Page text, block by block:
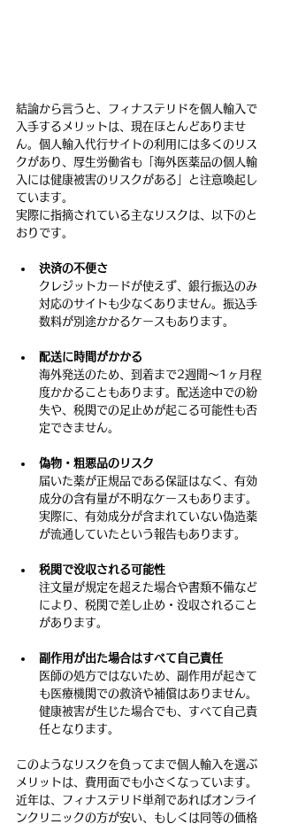
結論から言うと、フィナステリドを個人輸入で
入手するメリットは、現在ほとんどありませ
ん。個人輸入代行サイトの利用には多くのリス
クがあり、厚生労働省も「海外医薬品の個人輸
入には健康被害のリスクがある」と注意喚起し
ています。
実際に指摘されている主なリスクは、以下のと
おりです。
決済の不便さ
クレジットカードが使えず、銀行振込のみ
対応のサイトも少なくありません。振込手
数料が別途かかるケースもあります。
配送に時間がかかる
海外発送のため、到着まで2週間〜1ヶ月程
度かかることもあります。配送途中での紛
失や、税関での足止めが起こる可能性も否
定できません。
偽物・粗悪品のリスク
届いた薬が正規品である保証はなく、有効
成分の含有量が不明なケースもあります。
実際に、有効成分が含まれていない偽造薬
が流通していたという報告もあります。
税関で没収される可能性
注文量が規定を超えた場合や書類不備など
により、税関で差し止め・没収されること
があります。
副作用が出た場合はすべて自己責任
医師の処方ではないため、副作用が起きて
も医療機関での救済や補償はありません。
健康被害が生じた場合でも、すべて自己責
任となります。
このようなリスクを負ってまで個人輸入を選ぶ
メリットは、費用面でも小さくなっています。
近年は、フィナステリド単剤であればオンライ
ンクリニックの方が安い、もしくは同等の価格